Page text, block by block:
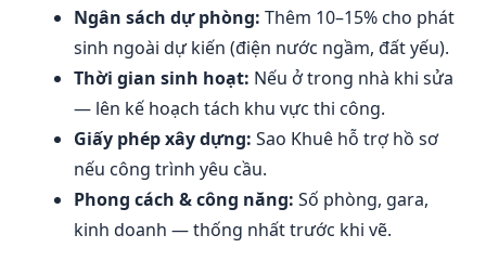
Ngân sách dự phòng: Thêm 10–15% cho phát
sinh ngoài dự kiến (điện nước ngầm, đất yếu).
Thời gian sinh hoạt: Nếu ở trong nhà khi sửa
— lên kế hoạch tách khu vực thi công.
Giấy phép xây dựng: Sao Khuê hỗ trợ hồ sơ
nếu công trình yêu cầu.
Phong cách & công năng: Số phòng, gara,
kinh doanh — thống nhất trước khi vẽ.